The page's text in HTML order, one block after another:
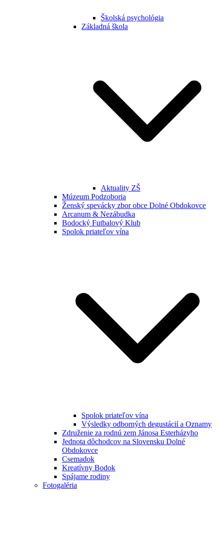
Školská psychológia
Základná škola
Aktuality ZŠ
Múzeum Podzoboria
Ženský spevácky zbor obce Dolné Obdokovce
Arcanum & Nezábudka
Bodocký Futbalový Klub
Spolok priateľov vína
Spolok priateľov vína
Výsledky odborných degustácií a Oznamy
Združenie za rodnú zem Jánosa Esterházyho
Jednota dôchodcov na Slovensku Dolné
Obdokovce
Csemadok
Kreatívny Bodok
Spájame rodiny
Fotogaléria